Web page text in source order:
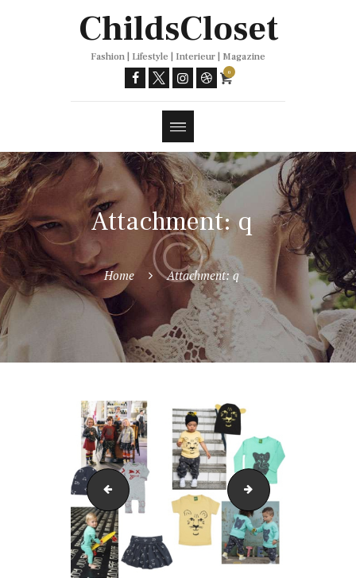
ChildsCloset
Fashion | Lifestyle | Interieur | Magazine
0
Attachment: q
Home Attachment: q
vinginoo zeb